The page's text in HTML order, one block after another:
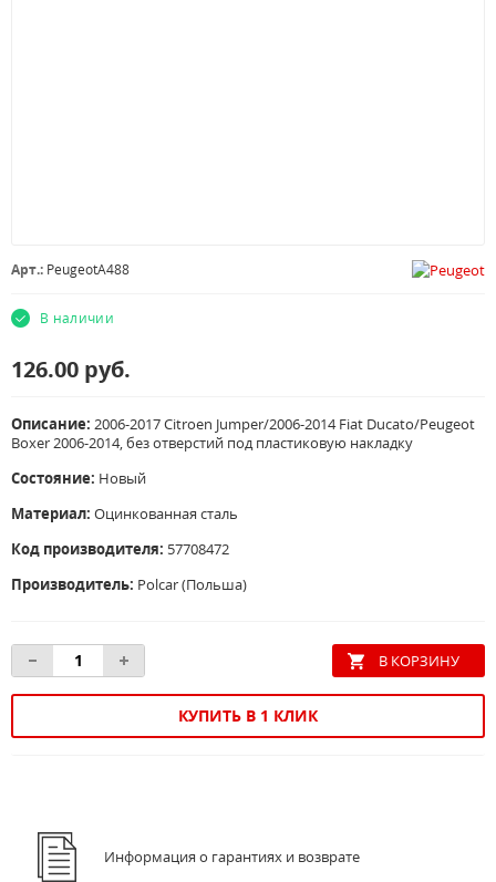
Арт.: PeugeotA488
В наличии
126.00 руб.
Описание: 2006-2017 Citroen Jumper/2006-2014 Fiat Ducato/Peugeot
Boxer 2006-2014, без отверстий под пластиковую накладку
Состояние: Новый
Материал: Оцинкованная сталь
Код производителя: 57708472
Производитель: Polcar (Польша)
КУПИТЬ В 1 КЛИК
Информация о гарантиях и возврате